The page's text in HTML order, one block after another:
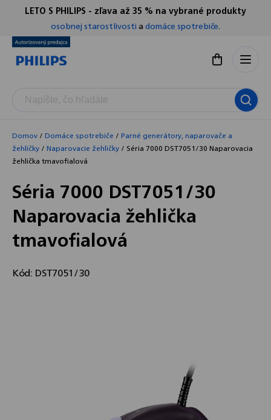
Prejsť
obsah
LETO S PHILIPS - zľava až 35 % na vybrané produkty
osobnej starostlivostiadomáce spotrebiče.
Nákupný
Domov/Domáce spotrebiče /Parné generátory, naparovače a
žehličky/Naparovacie žehličky/ Séria 7000 DST7051/30 Naparovacia
žehlička tmavofialová
Séria 7000 DST7051/30
Naparovacia žehlička
tmavofialová
Kód: DST7051/30
Chatbot Filip
Autorizovaný predajce